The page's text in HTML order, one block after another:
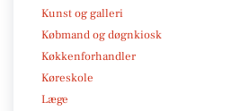
Kunst og galleri
Købmand og døgnkiosk
Køkkenforhandler
Køreskole
Læge